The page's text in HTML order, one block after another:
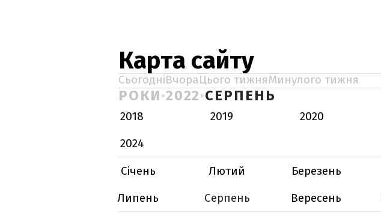
Карта сайту
СьогодніВчораЦього тижняМинулого тижня
РОКИ 2022 СЕРПЕНЬ
2018 2019 2020
2024
Січень
Лютий Березень
Липень
Серпень Вересень